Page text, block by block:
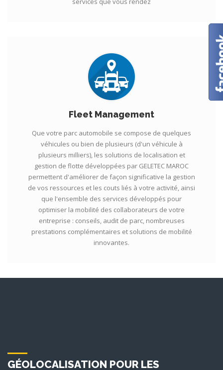
Fleet Management
Que votre parc automobile se compose de quelques
véhicules ou bien de plusieurs (d'un véhicule à
plusieurs milliers), les solutions de localisation et
gestion de flotte développées par GELETEC MAROC
permettent d'améliorer de façon significative la gestion
de vos ressources et les couts liés à votre activité, ainsi
que l'ensemble des services développés pour
optimiser la mobilité des collaborateurs de votre
entreprise : conseils, audit de parc, nombreuses
prestations complémentaires et solutions de mobilité
innovantes.
GÉOLOCALISATION POUR LES